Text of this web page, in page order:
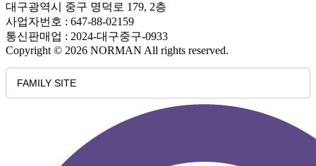
대구광역시 중구 명덕로 179, 2층
사업자번호 : 647-88-02159
통신판매업 : 2024-대구중구-0933
Copyright © 2026 NORMAN All rights reserved.
FAMILY SITE